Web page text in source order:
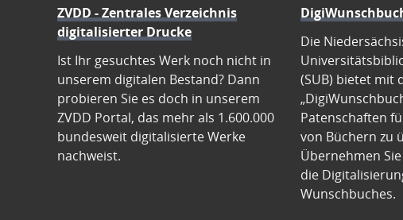
ZVDD - Zentrales Verzeichnis
digitalisierter Drucke
Ist Ihr gesuchtes Werk noch nicht in
unserem digitalen Bestand? Dann
probieren Sie es doch in unserem
ZVDD Portal, das mehr als 1.600.000
bundesweit digitalisierte Werke
nachweist.
Die
(SUB) bietet mit
Patenschaften
von Büchern zu
Übernehmen
die
Wunschbuches.